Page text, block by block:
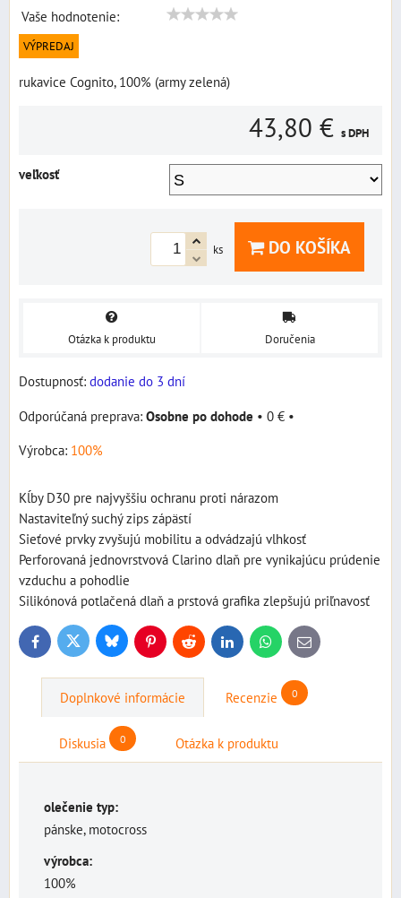
Vaše hodnotenie:
VÝPREDAJ
rukavice Cognito, 100% (army zelená)
43,80 € s DPH
veľkosť
ks DO KOŠÍKA
Otázka k produktu Doručenia
Dostupnosť: dodanie do 3 dní
Osobne po dohode • 0 € •
Výrobca: 100%
Kĺby D30 pre najvyššiu ochranu proti nárazom
Nastaviteľný suchý zips zápästí
Sieťové prvky zvyšujú mobilitu a odvádzajú vlhkosť
Perforovaná jednovrstvová Clarino dlaň pre vynikajúcu prúdenie
vzduchu a pohodlie
Silikónová potlačená dlaň a prstová grafika zlepšujú priľnavosť
FacebookTwitter BlueskyPinterestReddit LinkedInWhatsApp
E-
mail
Doplnkové informácie Recenzie 0
Diskusia 0 Otázka k produktu
olečenie typ:
pánske, motocross
výrobca:
100%